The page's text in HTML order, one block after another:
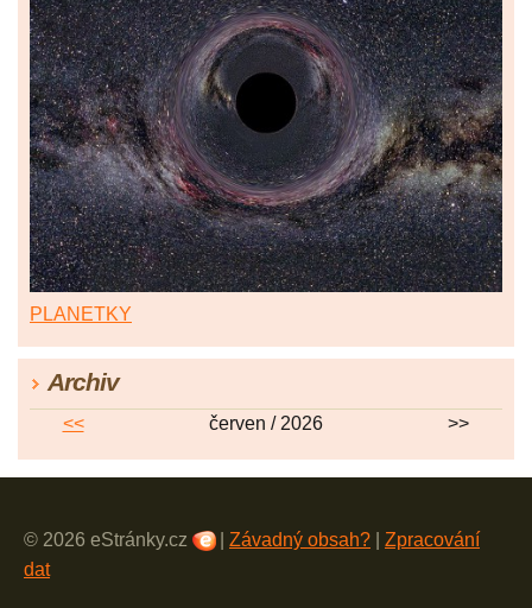
PLANETKY
Archiv
<< červen / 2026 >>
© 2026 eStránky.cz Závadný obsah?
Zpracování
dat